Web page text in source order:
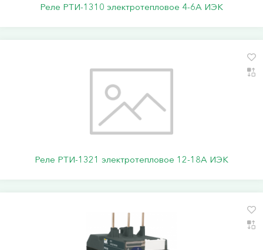
Реле РТИ-1310 электротепловое 4-6А ИЭК
Реле РТИ-1321 электротепловое 12-18А ИЭК